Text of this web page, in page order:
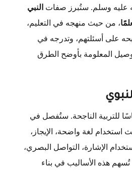
عليه وسلم. ستُبرز صفات النبي
، من حيث منهجه في التعليم،
على أسئلتهم، وتدرجه في
المعلومة بأوضح الطرق
للتربية الناجحة. ستُفصل في
استخدام لغة واضحة، الإيجاز،
الإشارة، التواصل البصري،
تُسهم هذه الأساليب في بناء